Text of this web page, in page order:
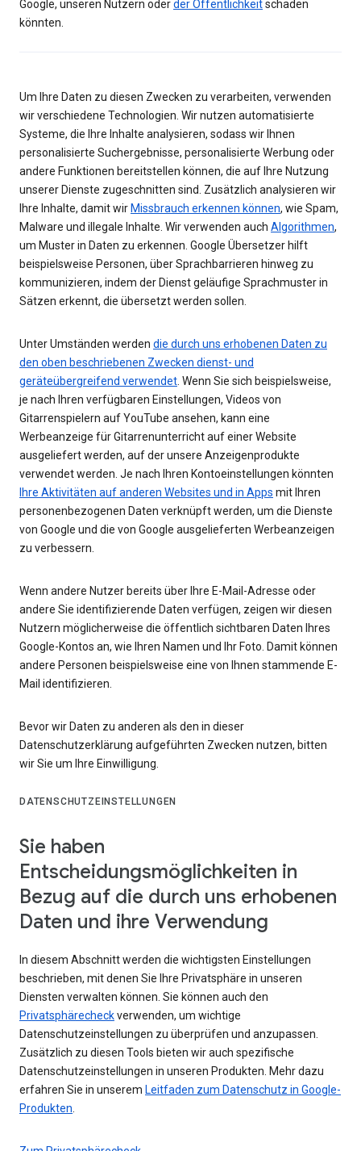
Google, unseren Nutzern oderder Öffentlichkeitschaden
könnten.
Um Ihre Daten zu diesen Zwecken zu verarbeiten, verwenden
wir verschiedene Technologien. Wir nutzen automatisierte
Systeme, die Ihre Inhalte analysieren, sodass wir Ihnen
personalisierte Suchergebnisse, personalisierte Werbung oder
andere Funktionen bereitstellen können, die auf Ihre Nutzung
unserer Dienste zugeschnitten sind. Zusätzlich analysieren wir
Ihre Inhalte, damit wir Missbrauch erkennen können, wie Spam,
Malware und illegale Inhalte. Wir verwenden auch Algorithmen,
um Muster in Daten zu erkennen. Google Übersetzer hilft
beispielsweise Personen, über Sprachbarrieren hinweg zu
kommunizieren, indem der Dienst geläufige Sprachmuster in
Sätzen erkennt, die übersetzt werden sollen.
Unter Umständen werden die durch uns erhobenen Daten zu
den oben beschriebenen Zwecken dienst- und
geräteübergreifend verwendet . Wenn Sie sich beispielsweise,
je nach Ihren verfügbaren Einstellungen, Videos von
Gitarrenspielern auf YouTube ansehen, kann eine
Werbeanzeige für Gitarrenunterricht auf einer Website
ausgeliefert werden, auf der unsere Anzeigenprodukte
verwendet werden. Je nach Ihren Kontoeinstellungen könnten
Ihre Aktivitäten auf anderen Websites und in Apps mit Ihren
personenbezogenen Daten verknüpft werden, um die Dienste
von Google und die von Google ausgelieferten Werbeanzeigen
zu verbessern.
Wenn andere Nutzer bereits über Ihre E-Mail-Adresse oder
andere Sie identifizierende Daten verfügen, zeigen wir diesen
Nutzern möglicherweise die öffentlich sichtbaren Daten Ihres
Google-Kontos an, wie Ihren Namen und Ihr Foto. Damit können
andere Personen beispielsweise eine von Ihnen stammende E-
Mail identifizieren.
Bevor wir Daten zu anderen als den in dieser
Datenschutzerklärung aufgeführten Zwecken nutzen, bitten
wir Sie um Ihre Einwilligung.
DATENSCHUTZEINSTELLUNGEN
Sie haben
Entscheidungsmöglichkeiten in
Bezug auf die durch uns erhobenen
Daten und ihre Verwendung
In diesem Abschnitt werden die wichtigsten Einstellungen
beschrieben, mit denen Sie Ihre Privatsphäre in unseren
Diensten verwalten können. Sie können auch den
Privatsphärecheckverwenden, um wichtige
Datenschutzeinstellungen zu überprüfen und anzupassen.
Zusätzlich zu diesen Tools bieten wir auch spezifische
Datenschutzeinstellungen in unseren Produkten. Mehr dazu
erfahren Sie in unserem Leitfaden zum Datenschutz in Google-
Produkten